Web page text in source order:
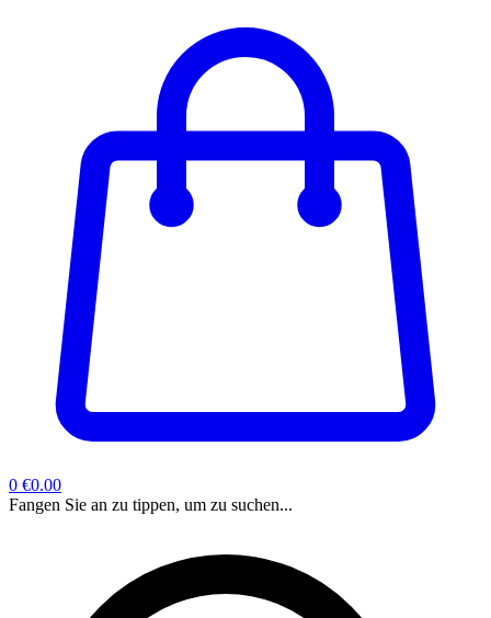
0 €0.00
Fangen Sie an zu tippen, um zu suchen...